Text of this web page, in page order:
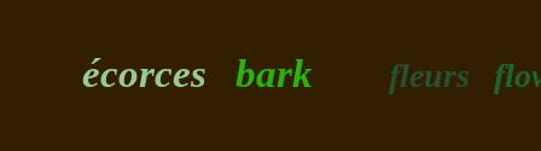
écorces bark fleurs